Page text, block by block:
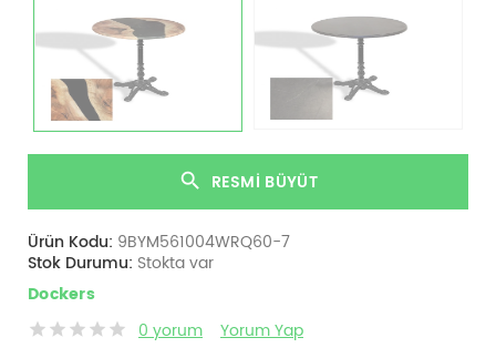
RESMI BÜYÜT
Ürün Kodu: 9BYM561004WRQ60-7
Stok Durumu: Stokta var
Dockers
0 yorum
Yorum Yap